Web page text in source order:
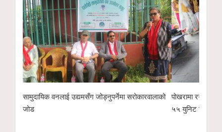
पोखरामा रगत अभाव हुन नदिन लायन्स क्लबको रक्तदान, गीताञ्जली
पुरस्कारदेखि